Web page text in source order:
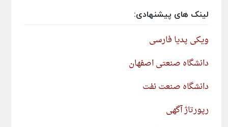
لینک های پیشنهادی:
ویکی پدیا فارسی
دانشگاه صنعتی اصفهان
دانشگاه صنعت نفت
رپورتاژ آگهی